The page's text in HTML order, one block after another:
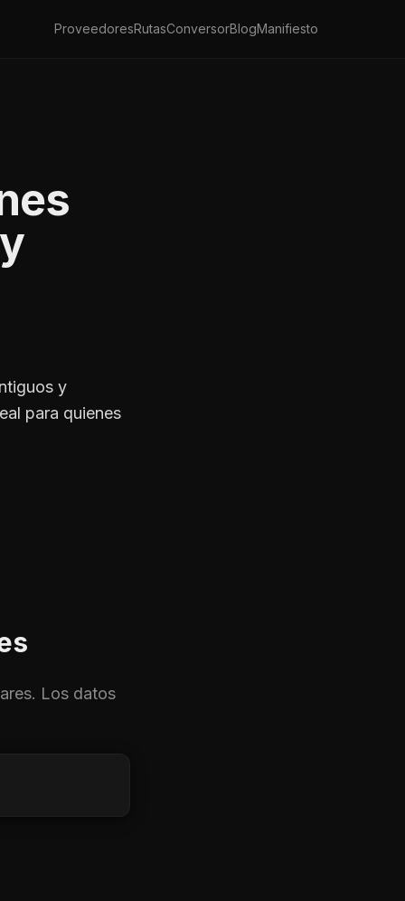
ProveedoresRutasConversorBlogManifiesto
y
para quienes
Los datos